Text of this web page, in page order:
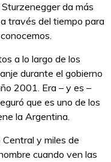
da más
través del tiempo para
a lo largo de los
durante el gobierno
2001. Era – y es –
que es uno de los
la Argentina.
y miles de
cuando ven las